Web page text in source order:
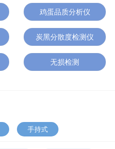
鸡蛋品质分析仪
炭黑分散度检测仪
无损检测
手持式